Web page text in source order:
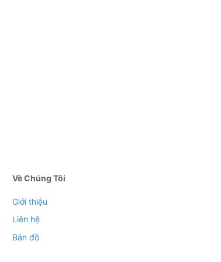
Về Chúng Tôi
Giới thiệu
Liên hệ
Bản đồ